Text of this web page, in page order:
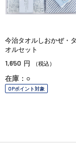
今治タオルしおかぜ・タ
オルセット
1,650 円 （税込）
在庫：○
OPポイント対象